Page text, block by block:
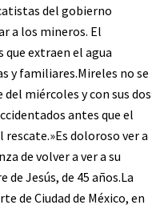
del gobierno
a los mineros. El
extraen el agua
y familiares.Mireles no se
miércoles y con sus dos
antes que el
doloroso ver a
de volver a ver a su
de Jesús, de 45 años.La
de Ciudad de México, en